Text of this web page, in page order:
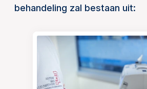
behandeling zal bestaan uit: